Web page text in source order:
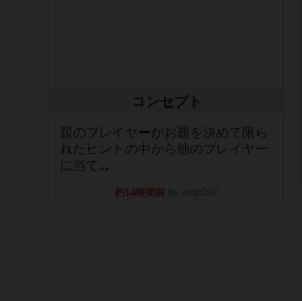
コンセプト
親のプレイヤーがお題を決めて限ら
れたヒントの中から他のプレイヤー
に当て...
約14時間前